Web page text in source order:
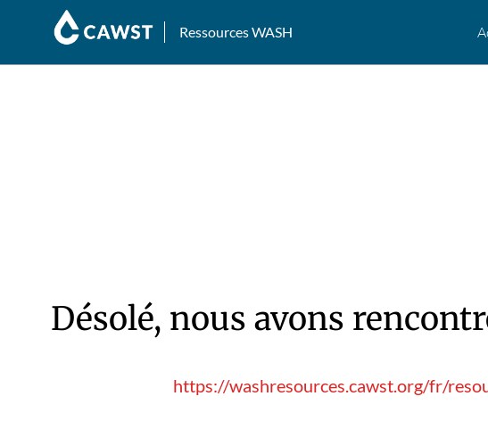
Ressources WASH
Désolé, nous avons
https://washresources.cawst.org/fr/